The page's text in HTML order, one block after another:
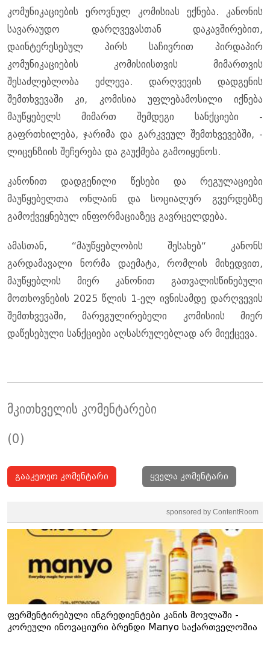
კომუნიკაციების ეროვნულ კომისიას ექნება. კანონის
სავარაუდო დარღვევასთან დაკავშირებით,
დაინტერესებულ პირს საჩივრით პირდაპირ
კომუნიკაციების კომისიისთვის მიმართვის
შესაძლებლობა ეძლევა. დარღვევის დადგენის
შემთხვევაში კი, კომისია უფლებამოსილი იქნება
მაუწყებელს მიმართ შემდეგი სანქციები -
გაფრთხილება, ჯარიმა და გარკვეულ შემთხვევებში, -
ლიცენზიის შეჩერება და გაუქმება გამოიყენოს.
კანონით დადგენილი წესები და რეგულაციები
მაუწყებელთა ონლაინ და სოციალურ გვერდებზე
გამოქვეყნებულ ინფორმაციაზეც გავრცელდება.
ამასთან, “მაუწყებლობის შესახებ“ კანონს
გარდამავალი ნორმა დაემატა, რომლის მიხედვით,
მაუწყებლის მიერ კანონით გათვალისწინებული
მოთხოვნების 2025 წლის 1-ელ ივნისამდე დარღვევის
შემთხვევაში, მარეგულირებელი კომისიის მიერ
დაწესებული სანქციები აღსასრულებლად არ მიექცევა.
მკითხველის კომენტარები
(0)
გააკეთეთ კომენტარი ყველა კომენტარი
sponsored by ContentRoom
ფერმენტირებული ინგრედიენტები კანის მოვლაში -
კორეული ინოვაციური ბრენდი Manyo საქართველოშია